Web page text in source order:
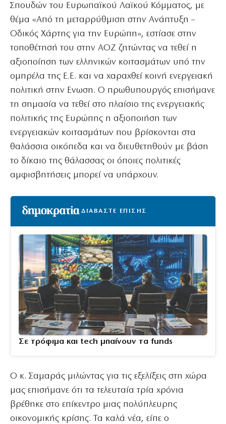
Σπουδών του Ευρωπαϊκού Λαϊκού Κόμματος, με
θέμα «Από τη μεταρρύθμιση στην Ανάπτυξη –
Οδικός Χάρτης για την Ευρώπη», εστίασε στην
τοποθέτησή του στην ΑΟΖ ζητώντας να τεθεί η
αξιοποίηση των ελληνικών κοιτασμάτων υπό την
ομπρέλα της Ε.Ε. και να χαραχθεί κοινή ενεργειακή
πολιτική στην Ενωση. Ο πρωθυπουργός επισήμανε
τη σημασία να τεθεί στο πλαίσιο της ενεργειακής
πολιτικής της Ευρώπης η αξιοποιήση των
ενεργειακών κοιτασμάτων που βρίσκονται στα
θαλάσσια οικόπεδα και να διευθετηθούν με βάση
το δίκαιο της θάλασσας οι όποιες πολιτικές
αμφισβητήσεις μπορεί να υπάρχουν.
ΔΙΑΒΑΣΤΕ ΕΠΙΣΗΣ
Σε τρόφιμα και tech μπαίνουν τα funds
Ο κ. Σαμαράς μιλώντας για τις εξελίξεις στη χώρα
μας επισήμανε ότι τα τελευταία τρία χρόνια
βρέθηκε στο επίκεντρο μιας πολύπλευρης
οικονομικής κρίσης. Τα καλά νέα, είπε ο